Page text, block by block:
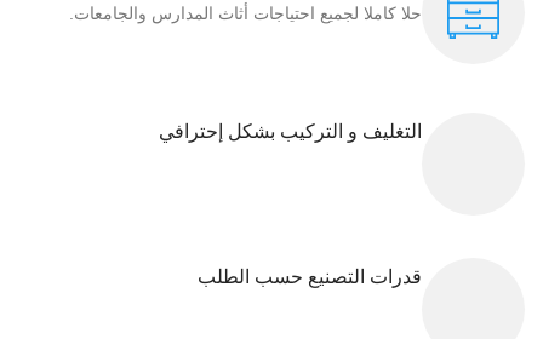
حلا كاملا لجميع احتياجات أثاث المدارس والجامعات.
التغليف و التركيب بشكل إحترافي
قدرات التصنيع حسب الطلب